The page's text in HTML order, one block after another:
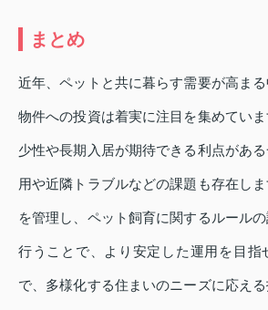
まとめ
近年、ペットと共に暮らす需要が高ま
物件への投資は着実に注目を集めてい
少性や長期入居が期待できる利点があ
用や近隣トラブルなどの課題も存在し
を管理し、ペット飼育に関するルール
行うことで、より安定した運用を目指
で、多様化する住まいのニーズに応え